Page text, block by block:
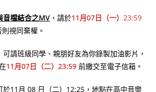
⾳檔結合之MV ，請於11⽉07⽇（一） 23:59
視同棄權。
請班級同學、親朋好友為你錄製加油影⽚，
11⽉07⽇（二）23:59 前繳交至電⼦信箱。
於11⽉ 08 ⽇（二）12:25，地點在⾼中⾳樂